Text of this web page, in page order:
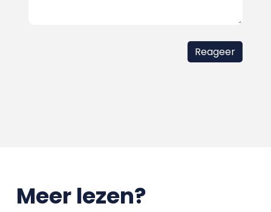
Meer lezen?